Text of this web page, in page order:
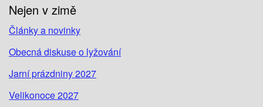
Nejen v zimě
Články a novinky
Obecná diskuse o lyžování
Jarní prázdniny 2027
Velikonoce 2027